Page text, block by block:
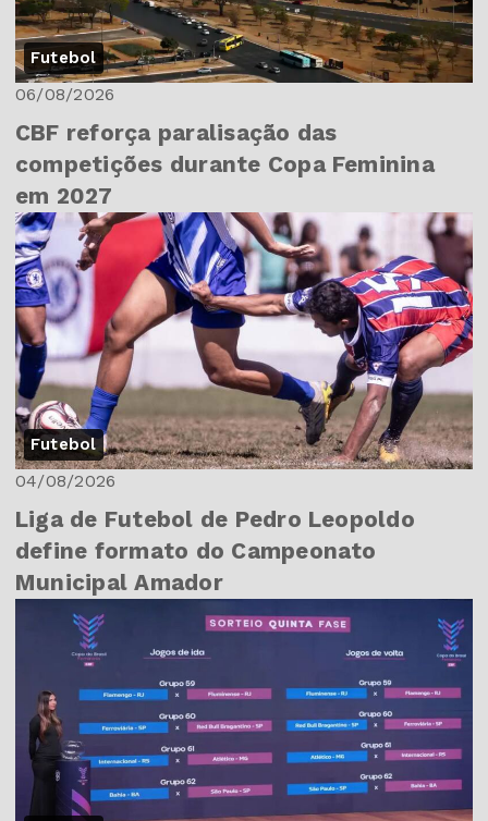
Futebol
06/08/2026
CBF reforça paralisação das
competições durante Copa Feminina
em 2027
Futebol
04/08/2026
Liga de Futebol de Pedro Leopoldo
define formato do Campeonato
Municipal Amador